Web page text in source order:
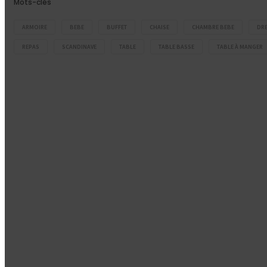
Mots-clés
ARMOIRE BEBE BUFFET CHAISE CHAMBRE BEBE
REPAS SCANDINAVE TABLE TABLE BASSE TABLE À MANGER